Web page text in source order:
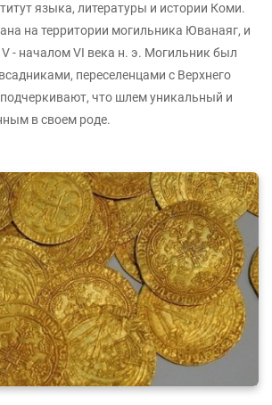
языка, литературы и истории Коми.
на территории могильника Юванаяг, и
- началом VI века н. э. Могильник был
переселенцами с Верхнего
что шлем уникальный и
в своем роде.